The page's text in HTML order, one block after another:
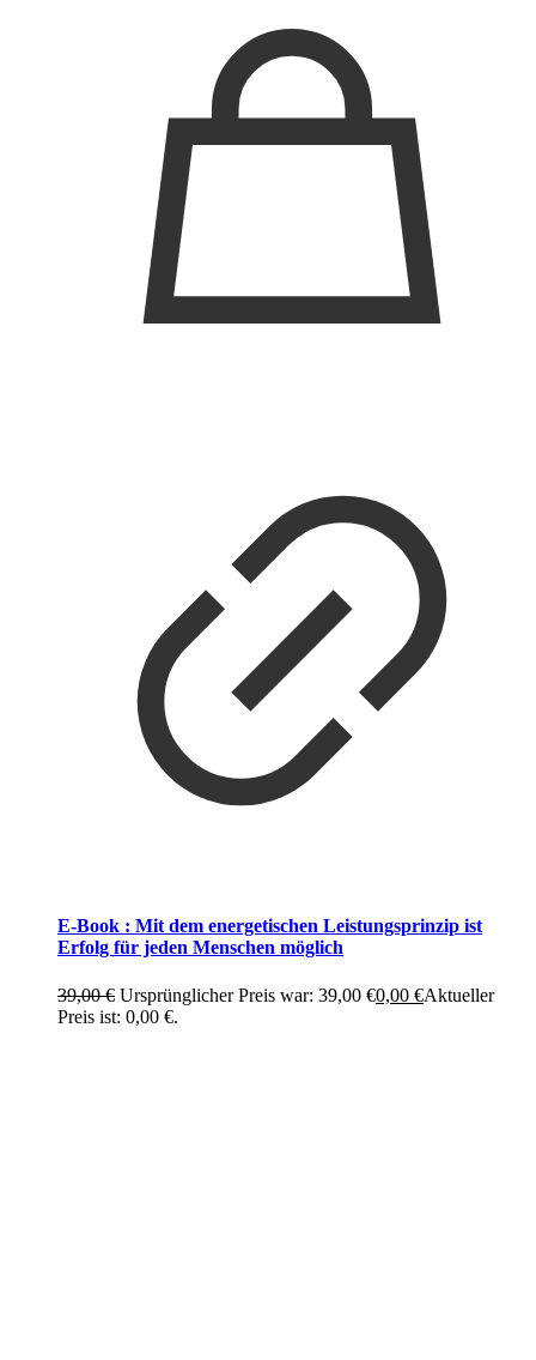
E-Book : Mit dem energetischen Leistungsprinzip ist
Erfolg für jeden Menschen möglich
39,00€ Ursprünglicher Preis war: 39,00 €0,00 €Aktueller
Preis ist: 0,00 €.